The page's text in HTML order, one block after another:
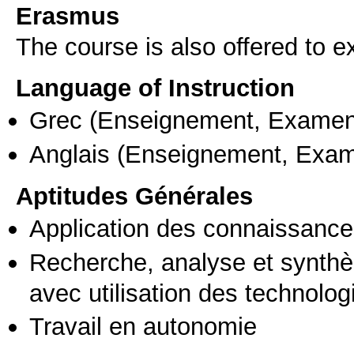
Erasmus
The course is also offered to
Language of Instruction
Grec (Enseignement,
Anglais (Enseignement,
Aptitudes Générales
Application des
Recherche, analyse et
avec utilisation des
Travail en autonomie